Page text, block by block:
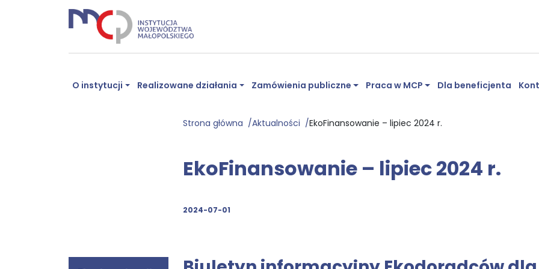
O instytucji Realizowane działania Zamówienia publiczne Praca w MCP Dla beneficjenta
Strona główna Aktualności EkoFinansowanie – lipiec 2024 r.
EkoFinansowanie – lipiec 2024 r.
2024-07-01